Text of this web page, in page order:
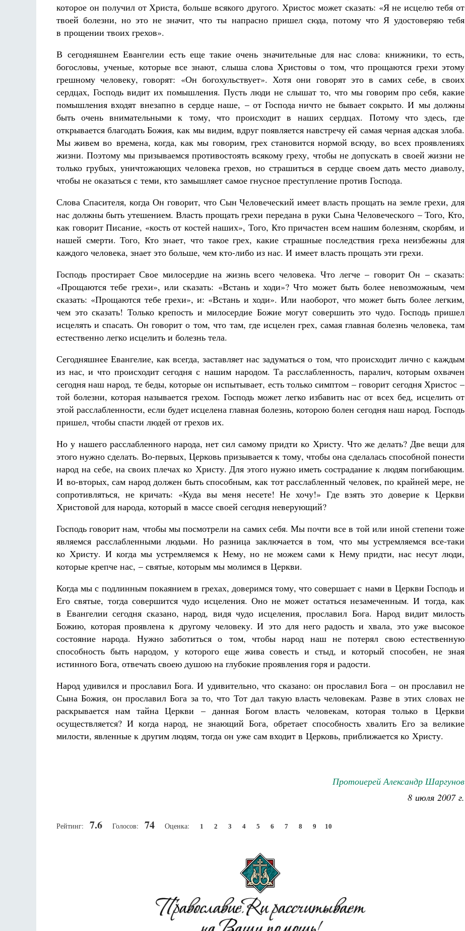
которое он получил от Христа, больше всякого другого. Христос может сказать: «Я не исцелю тебя от
твоей болезни, но это не значит, что ты напрасно пришел сюда, потому что Я удостоверяю тебя
в прощении твоих грехов».
В сегодняшнем Евангелии есть еще такие очень значительные для нас слова: книжники, то есть,
богословы, ученые, которые все знают, слыша слова Христовы о том, что прощаются грехи этому
грешному человеку, говорят: «Он богохульствует». Хотя они говорят это в самих себе, в своих
сердцах, Господь видит их помышления. Пусть люди не слышат то, что мы говорим про себя, какие
помышления входят внезапно в сердце наше, – от Господа ничто не бывает сокрыто. И мы должны
быть очень внимательными к тому, что происходит в наших сердцах. Потому что здесь, где
открывается благодать Божия, как мы видим, вдруг появляется навстречу ей самая черная адская злоба.
Мы живем во времена, когда, как мы говорим, грех становится нормой всюду, во всех проявлениях
жизни. Поэтому мы призываемся противостоять всякому греху, чтобы не допускать в своей жизни не
только грубых, уничтожающих человека грехов, но страшиться в сердце своем дать место диаволу,
чтобы не оказаться с теми, кто замышляет самое гнусное преступление против Господа.
Слова Спасителя, когда Он говорит, что Сын Человеческий имеет власть прощать на земле грехи, для
нас должны быть утешением. Власть прощать грехи передана в руки Сына Человеческого – Того, Кто,
как говорит Писание, «кость от костей наших», Того, Кто причастен всем нашим болезням, скорбям, и
нашей смерти. Того, Кто знает, что такое грех, какие страшные последствия греха неизбежны для
каждого человека, знает это больше, чем кто-либо из нас. И имеет власть прощать эти грехи.
Господь простирает Свое милосердие на жизнь всего человека. Что легче – говорит Он – сказать:
«Прощаются тебе грехи», или сказать: «Встань и ходи»? Что может быть более невозможным, чем
сказать: «Прощаются тебе грехи», и: «Встань и ходи». Или наоборот, что может быть более легким,
чем это сказать! Только крепость и милосердие Божие могут совершить это чудо. Господь пришел
исцелять и спасать. Он говорит о том, что там, где исцелен грех, самая главная болезнь человека, там
естественно легко исцелить и болезнь тела.
Сегодняшнее Евангелие, как всегда, заставляет нас задуматься о том, что происходит лично с каждым
из нас, и что происходит сегодня с нашим народом. Та расслабленность, паралич, которым охвачен
сегодня наш народ, те беды, которые он испытывает, есть только симптом – говорит сегодня Христос –
той болезни, которая называется грехом. Господь может легко избавить нас от всех бед, исцелить от
этой расслабленности, если будет исцелена главная болезнь, которою болен сегодня наш народ. Господь
пришел, чтобы спасти людей от грехов их.
Но у нашего расслабленного народа, нет сил самому придти ко Христу. Что же делать? Две вещи для
этого нужно сделать. Во-первых, Церковь призывается к тому, чтобы она сделалась способной понести
народ на себе, на своих плечах ко Христу. Для этого нужно иметь сострадание к людям погибающим.
И во-вторых, сам народ должен быть способным, как тот расслабленный человек, по крайней мере, не
сопротивляться, не кричать: «Куда вы меня несете! Не хочу!» Где взять это доверие к Церкви
Христовой для народа, который в массе своей сегодня неверующий?
Господь говорит нам, чтобы мы посмотрели на самих себя. Мы почти все в той или иной степени тоже
являемся расслабленными людьми. Но разница заключается в том, что мы устремляемся все-таки
ко Христу. И когда мы устремляемся к Нему, но не можем сами к Нему придти, нас несут люди,
которые крепче нас, – святые, которым мы молимся в Церкви.
Когда мы с подлинным покаянием в грехах, доверимся тому, что совершает с нами в Церкви Господь и
Его святые, тогда совершится чудо исцеления. Оно не может остаться незамеченным. И тогда, как
в Евангелии сегодня сказано, народ, видя чудо исцеления, прославил Бога. Народ видит милость
Божию, которая проявлена к другому человеку. И это для него радость и хвала, это уже высокое
состояние народа. Нужно заботиться о том, чтобы народ наш не потерял свою естественную
способность быть народом, у которого еще жива совесть и стыд, и который способен, не зная
истинного Бога, отвечать своею душою на глубокие проявления горя и радости.
Народ удивился и прославил Бога. И удивительно, что сказано: он прославил Бога – он прославил не
Сына Божия, он прославил Бога за то, что Тот дал такую власть человекам. Разве в этих словах не
раскрывается нам тайна Церкви – данная Богом власть человекам, которая только в Церкви
осуществляется? И когда народ, не знающий Бога, обретает способность хвалить Его за великие
милости, явленные к другим людям, тогда он уже сам входит в Церковь, приближается ко Христу.
Протоиерей Александр Шаргунов
8 июля 2007 г.
Рейтинг: 7.6 Голосов: 74 Оценка: 1 2 3 4 5 6 7 8 9 10